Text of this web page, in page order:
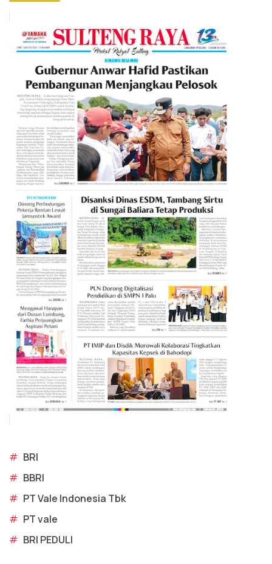
# BRI
# BBRI
# PT Vale Indonesia Tbk
# PT vale
# BRI PEDULI